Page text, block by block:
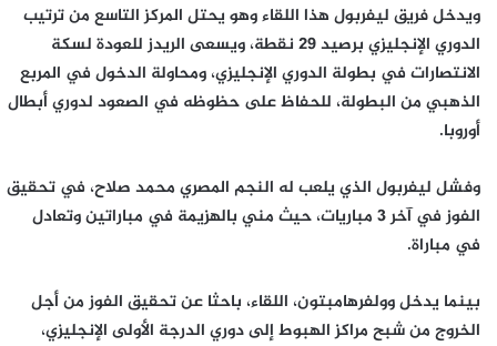
ويدخل فريق ليفربول هذا اللقاء وهو يحتل المركز التاسع من ترتيب
الدوري الإنجليزي برصيد 29 نقطة، ويسعى الريدز للعودة لسكة
الانتصارات في بطولة الدوري الإنجليزي، ومحاولة الدخول في المربع
الذهبي من البطولة، للحفاظ على حظوظه في الصعود لدوري أبطال
أوروبا.
وفشل ليفربول الذي يلعب له النجم المصري محمد صلاح، في تحقيق
الفوز في آخر 3 مباريات، حيث مني بالهزيمة في مباراتين وتعادل
في مباراة.
بينما يدخل وولفرهامبتون، اللقاء، باحثا عن تحقيق الفوز من أجل
الخروج من شبح مراكز الهبوط إلى دوري الدرجة الأولى الإنجليزي،